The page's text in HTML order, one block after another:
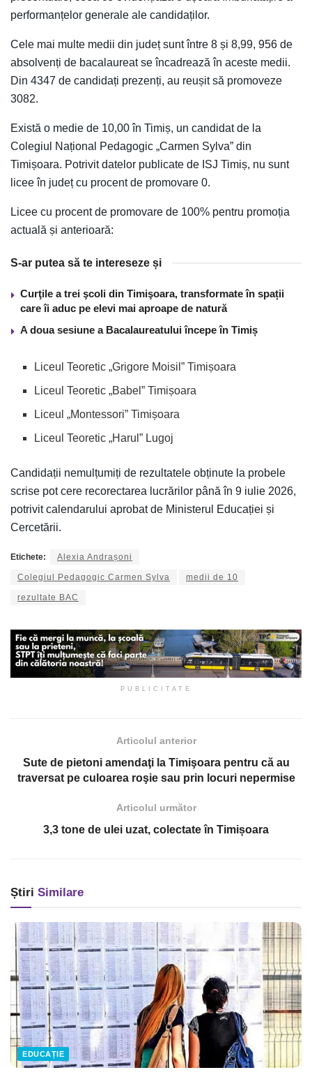
performanțelor generale ale candidaților.
Cele mai multe medii din județ sunt între 8 și 8,99, 956 de
absolvenți de bacalaureat se încadrează în aceste medii.
Din 4347 de candidați prezenți, au reușit să promoveze
3082.
Există o medie de 10,00 în Timiș, un candidat de la
Colegiul Național Pedagogic „Carmen Sylva” din
Timișoara. Potrivit datelor publicate de ISJ Timiș, nu sunt
licee în județ cu procent de promovare 0.
Licee cu procent de promovare de 100% pentru promoția
actuală și anterioară:
S-ar putea să te intereseze și
Curţile a trei şcoli din Timişoara, transformate în spații
care îi aduc pe elevi mai aproape de natură
A doua sesiune a Bacalaureatului începe în Timiș
Liceul Teoretic „Grigore Moisil” Timișoara
Liceul Teoretic „Babel” Timișoara
Liceul „Montessori” Timișoara
Liceul Teoretic „Harul” Lugoj
Candidații nemulțumiți de rezultatele obținute la probele
scrise pot cere recorectarea lucrărilor până în 9 iulie 2026,
potrivit calendarului aprobat de Ministerul Educației și
Cercetării.
Etichete: Alexia Andrașoni
Colegiul Pedagogic Carmen Sylva medii de 10
rezultate BAC
PUBLICITATE
Articolul anterior
Sute de pietoni amendaţi la Timişoara pentru că au
traversat pe culoarea roşie sau prin locuri nepermise
Articolul următor
3,3 tone de ulei uzat, colectate în Timișoara
Știri Similare
EDUCAȚIE